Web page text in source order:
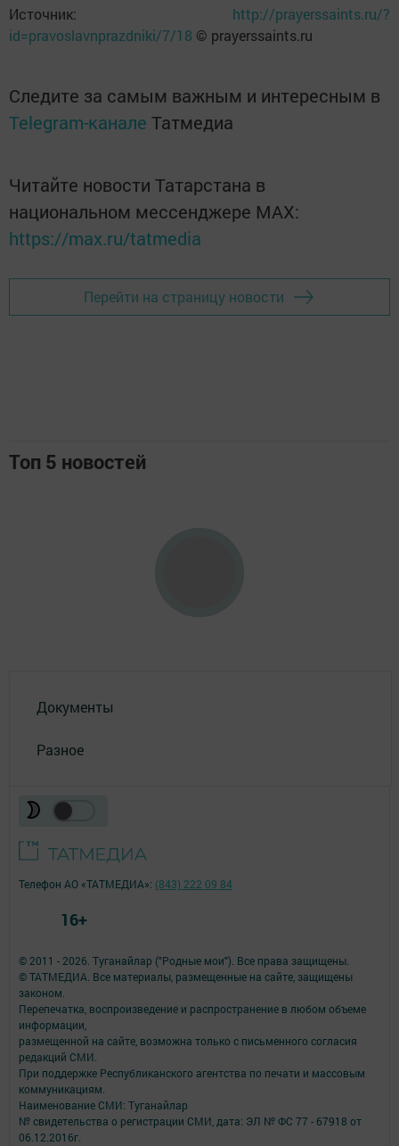
Источник: http://prayerssaints.ru/?
id=pravoslavnprazdniki/7/18 © prayerssaints.ru
Следите за самым важным и интересным в
Telegram-канале Татмедиа
Читайте новости Татарстана в
национальном мессенджере MАХ:
https://max.ru/tatmedia
Перейти на страницу новости
Топ 5 новостей
Документы
Разное
© 2011 - 2026. Туганайлар ("Родные мои"). Все права защищены.
© ТАТМЕДИА. Все материалы, размещенные на сайте, защищены
законом.
Перепечатка, воспроизведение и распространение в любом объеме
информации,
размещенной на сайте, возможна только с письменного согласия
редакций СМИ.
При поддержке Республиканского агентства по печати и массовым
коммуникациям.
Наименование СМИ: Туганайлар
№ свидетельства о регистрации СМИ, дата: ЭЛ № ФС 77 - 67918 от
06.12.2016г.
Телефон АО «ТАТМЕДИА»: (843) 222 09 84
16+